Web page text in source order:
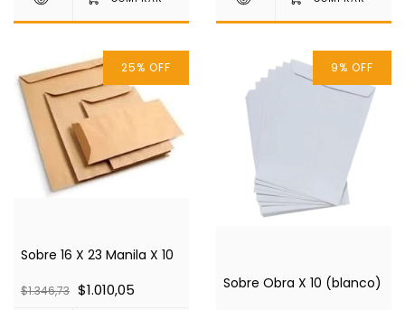
25% OFF
Sobre 16 X 23 Manila X 10
$1.346,73 $1.010,05
9% OFF
Sobre Obra X 10 (blanco)